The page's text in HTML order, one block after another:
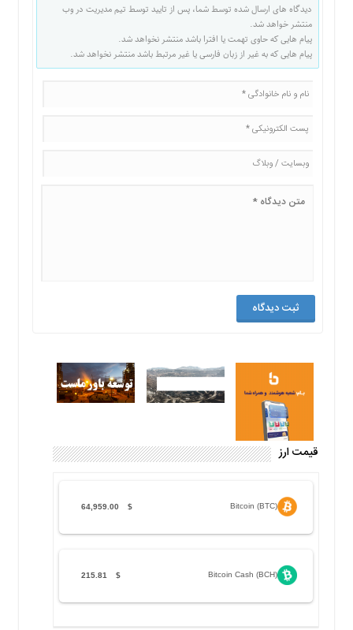
دیدگاه های ارسال شده توسط شما، پس از تایید توسط تیم مدیریت در وب
منتشر خواهد شد.
پیام هایی که حاوی تهمت یا افترا باشد منتشر نخواهد شد.
پیام هایی که به غیر از زبان فارسی یا غیر مرتبط باشد منتشر نخواهد شد.
قیمت ارز
Bitcoin (BTC)
$
64,959.00
Bitcoin Cash (BCH)
$
215.81